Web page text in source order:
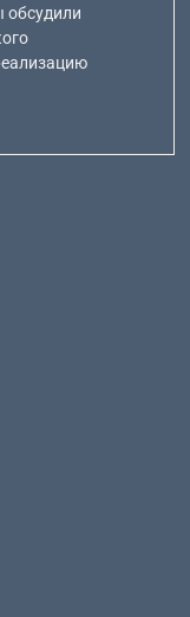
обсудили